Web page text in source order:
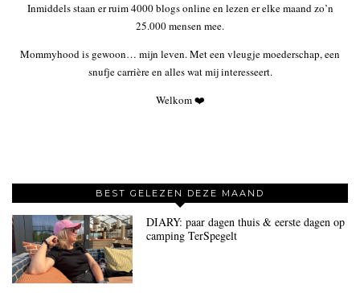
Inmiddels staan er ruim 4000 blogs online en lezen er elke maand zo’n
25.000 mensen mee.
Mommyhood is gewoon… mijn leven. Met een vleugje moederschap, een
snufje carrière en alles wat mij interesseert.
Welkom ❤️
BEST GELEZEN DEZE MAAND
DIARY: paar dagen thuis & eerste dagen op
camping TerSpegelt